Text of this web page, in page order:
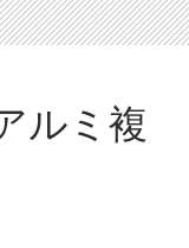
ルミ複